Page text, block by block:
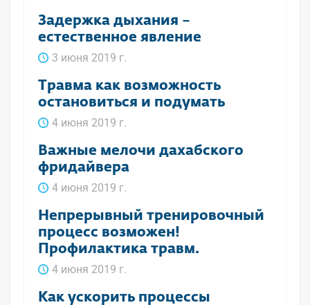
Задержка дыхания –
естественное явление
3 июня 2019 г.
Травма как возможность
остановиться и подумать
4 июня 2019 г.
Важные мелочи дахабского
фридайвера
4 июня 2019 г.
Непрерывный тренировочный
процесс возможен!
Профилактика травм.
4 июня 2019 г.
Как ускорить процессы